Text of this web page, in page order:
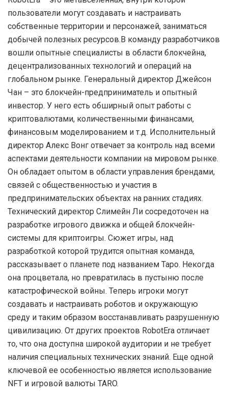
пользователи могут создавать и настраивать
собственные территории и персонажей, заниматься
добычей полезных ресурсов.В команду разработчиков
вошли опытные специалисты в области блокчейна,
децентрализованных технологий и операций на
глобальном рынке. Генеральный директор Джейсон
Чан – это блокчейн-предприниматель и опытный
инвестор. У него есть обширный опыт работы с
криптовалютами, количественными финансами,
финансовым моделированием и т.д. Исполнительный
директор Алекс Вонг отвечает за контроль над всеми
аспектами деятельности компании на мировом рынке.
Он обладает опытом в области управления брендами,
связей с общественностью и участия в
предпринимательских объектах на ранних стадиях.
Технический директор Слимейн Ли сосредоточен на
разработке игрового движка и общей блокчейн-
системы для криптоигры. Сюжет игры, над
разработкой которой трудится опытная команда,
рассказывает о планете под названием Таро. Некогда
она процветала, но превратилась в пустыню после
катастрофической войны. Теперь игроки могут
создавать и настраивать роботов и окружающую
среду и таким образом восстанавливать разрушенную
цивилизацию. От других проектов RobotEra отличает
то, что она доступна широкой аудитории и не требует
наличия специальных технических знаний. Еще одной
ключевой ее особенностью является использование
NFT и игровой валюты TARO.